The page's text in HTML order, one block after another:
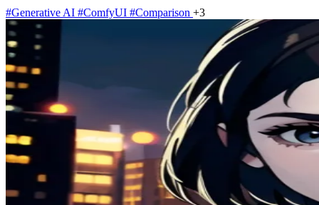
#Generative AI #ComfyUI #Comparison +3